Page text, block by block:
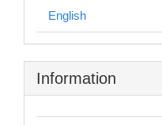
English
Information